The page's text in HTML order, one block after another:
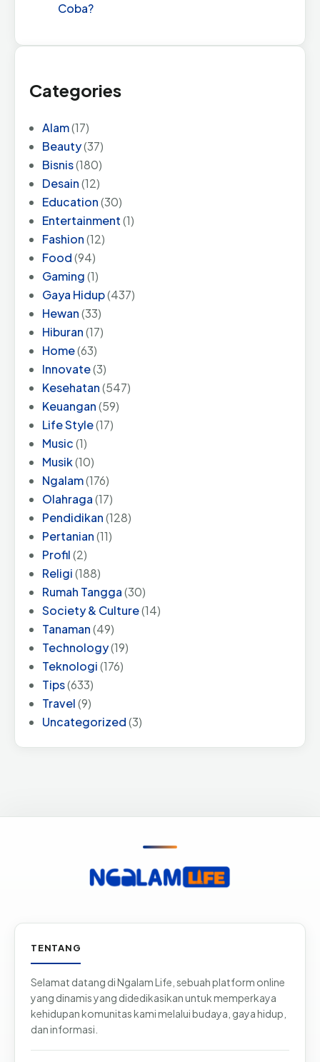
Coba?
Categories
Alam(17)
Beauty(37)
Bisnis(180)
Desain(12)
Education(30)
Entertainment(1)
Fashion(12)
Food(94)
Gaming(1)
Gaya Hidup(437)
Hewan(33)
Hiburan(17)
Home(63)
Innovate(3)
Kesehatan(547)
Keuangan(59)
Life Style(17)
Music(1)
Musik(10)
Ngalam(176)
Olahraga(17)
Pendidikan(128)
Pertanian(11)
Profil(2)
Religi(188)
Rumah Tangga(30)
Society & Culture(14)
Tanaman(49)
Technology(19)
Teknologi(176)
Tips(633)
Travel(9)
Uncategorized(3)
TENTANG
Selamat datang di Ngalam Life, sebuah platform online
yang dinamis yang didedikasikan untuk memperkaya
kehidupan komunitas kami melalui budaya, gaya hidup,
dan informasi.